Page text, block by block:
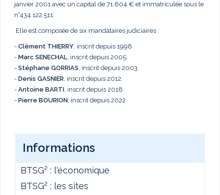
janvier 2001 avec un capital de 71.604 € et immatriculée sous le
n°434.122.511.
Elle est composée de six mandataires judiciaires :
- Clément THIERRY, inscrit depuis 1998.
- Marc SENECHAL, inscrit depuis 2005.
- Stéphane GORRIAS, inscrit depuis 2003.
- Denis GASNIER, inscrit depuis 2012.
- Antoine BARTI, inscrit depuis 2018
- Pierre BOURION, inscrit depuis 2022
Informations
BTSG² : l'économique
BTSG² : les sites